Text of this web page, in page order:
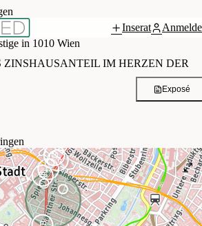
Inserat
in 1010 Wien
ZINSHAUSANTEIL IM HERZEN DER
Exposé